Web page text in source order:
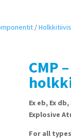
/
CMP
Ex eb, Ex db,
Explosive
For all